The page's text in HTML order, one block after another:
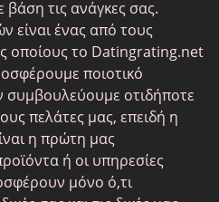
βάση τις ανάγκες σας.
είναι ένας από τους
οποίους το Datingrating.net
ποιοτικό
συμβουλεύουμε οτιδήποτε
πελάτες μας, επειδή η
η πρώτη μας
ή οι υπηρεσίες
μόνο ό,τι